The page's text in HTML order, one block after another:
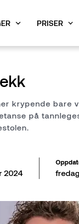
tenner? Få
i Porsgrunn
PRISER
Porsgrunn
krypende bare
på
2024